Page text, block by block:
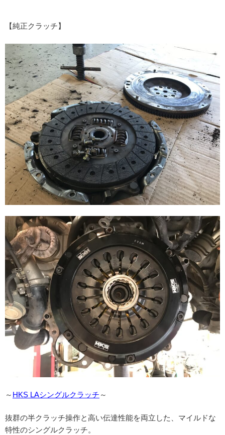
【純正クラッチ】
～ HKS LAシングルクラッチ ～
抜群の半クラッチ操作と高い伝達性能を両立した、マイルドな
特性のシングルクラッチ。